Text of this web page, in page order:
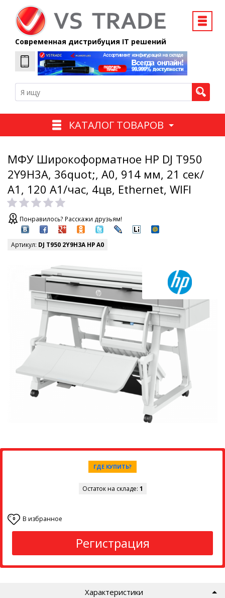
Современная дистрибуция IT решений
КАТАЛОГ ТОВАРОВ
МФУ Широкоформатное HP DJ T950
2Y9H3A, 36quot;, А0, 914 мм, 21 сек/
А1, 120 А1/час, 4цв, Ethernet, WIFI
Понравилось? Расскажи друзьям!
Артикул: DJ T950 2Y9H3A HP A0
ГДЕ КУПИТЬ?
Остаток на складе: 1
0 В избранное
Регистрация
Характеристики